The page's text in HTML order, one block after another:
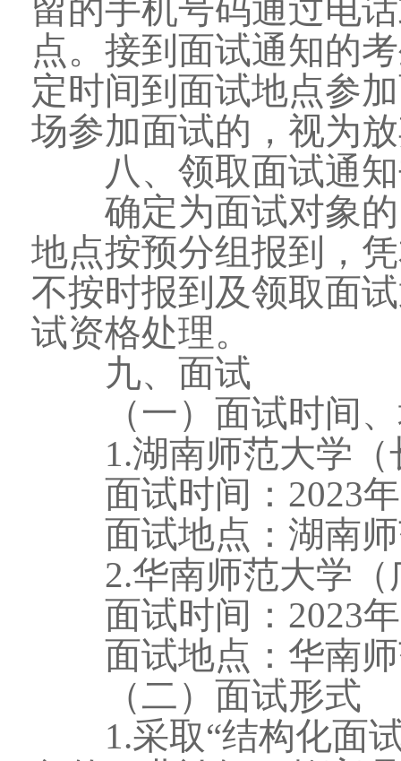
留的手机号码通过电
点。接到面试通知的
定时间到面试地点参
场参加面试的，视为
八、领取面试通知
确定为面试对象的
地点按预分组报到，
不按时报到及领取面
试资格处理。
九、面试
（一）面试时间、
1.湖南师范大学（
面试时间：2023年
面试地点：湖南师
2.华南师范大学（
面试时间：2023年
面试地点：华南师
（二）面试形式
1.采取“结构化面试